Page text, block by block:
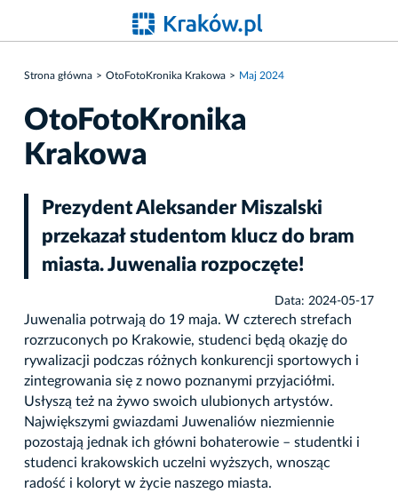
Strona główna OtoFotoKronika Krakowa Maj 2024
OtoFotoKronika
Krakowa
Prezydent Aleksander Miszalski
przekazał studentom klucz do bram
miasta. Juwenalia rozpoczęte!
Data: 2024-05-17
Juwenalia potrwają do 19 maja. W czterech strefach
rozrzuconych po Krakowie, studenci będą okazję do
rywalizacji podczas różnych konkurencji sportowych i
zintegrowania się z nowo poznanymi przyjaciółmi.
Usłyszą też na żywo swoich ulubionych artystów.
Największymi gwiazdami Juwenaliów niezmiennie
pozostają jednak ich główni bohaterowie – studentki i
studenci krakowskich uczelni wyższych, wnosząc
radość i koloryt w życie naszego miasta.